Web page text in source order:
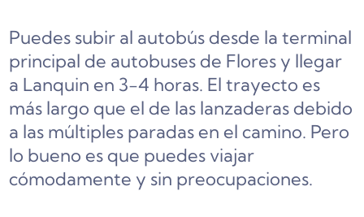
Puedes subir al autobús desde la terminal
principal de autobuses de Flores y llegar
a Lanquin en 3-4 horas. El trayecto es
más largo que el de las lanzaderas debido
a las múltiples paradas en el camino. Pero
lo bueno es que puedes viajar
cómodamente y sin preocupaciones.